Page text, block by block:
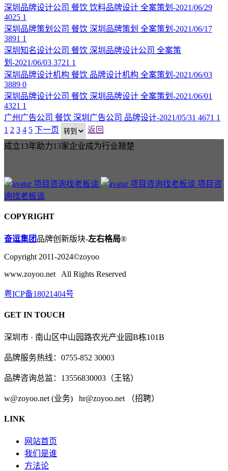
深圳品牌设计公司 餐饮 饮料品牌设计 全案策划-2021/06/29
4025 1
深圳品牌策划公司 餐饮 深圳品牌策划 全案策划-2021/06/17
3891 1
深圳知名设计公司 餐饮 深圳品牌设计公司 全案策
划-2021/06/03 3721 1
深圳品牌设计机构 餐饮 品牌设计机构 全案策划-2021/06/03
3889 0
深圳品牌设计公司 餐饮 深圳品牌设计 全案策划-2021/06/01
4321 1
广州广告公司 餐饮 深圳广告公司 品牌设计-2021/05/31 4671 1
1 2 3 4 5 下一页
返回
成立13年助力13家企业成为行业翘楚
项目咨
询找老板谈
COPYRIGHT
奋逗集团品牌创新版块-左右格局®
Copyright 2011-2024©zoyoo
www.zoyoo.net All Rights Reserved
粤ICP备18021404号
GET IN TOUCH
深圳市 · 南山区中山园路农光产业园B栋101B
品牌服务热线：0755-852 30003
品牌咨询总监：13556830003（王铭）
w@zoyoo.net (业务) hr@zoyoo.net （招聘）
LINK
网站首页
我们是谁
方法论